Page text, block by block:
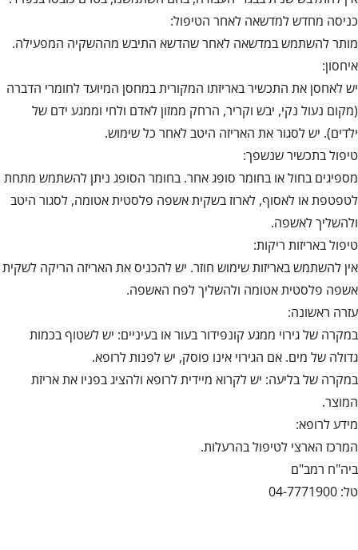
כניסה מחדש למדשאה לאחר הטיפול:
מותר להשתמש במדשאה לאחר שהדשא התיבש מההשקיה המפעילה.
איחסון:
יש לאחסן את התכשיר באריזתו המקורית במחסן המיועד לחומרי הדברה
(מקום נעול נקי, יבש וקריר, הרחק ממזון לאדם ולחי וממגע ידם של
ילדים). יש לסגור את האריזה היטב לאחר כל שימוש.
טיפול בתכשיר שנשפך:
מספיגים בחול או בחומר סופג אחר. בחומר הסופג ניתן להשתמש מתחת
לטפטפת או לאסוף, לארוז בשקית אשפה פלסטית אטומה, לסגור היטב
ולהשליך לאשפה.
טיפול באריזות ריקות:
אין להשתמש באריזות שימוש חוזר. יש להכניס את האריזה הריקה לשקית
אשפה פלסטית אטומה ולהשליך לפח האשפה.
עזרה ראשונה:
במקרה של גירוי ממגע קונפידור בעור או בעיניים: יש לשטוף בכמות
גדולה של מים. אם הגירוי אינו פוסק, יש לפנות לרופא.
במקרה של בליעה: יש לקרוא מיידית לרופא ולהציג בפניו את אריזת
המוצר.
מידע לרופא:
המרכז הארצי לטיפול בהרעלות.
ביה"ח רמב"ם
טל: 04-7771900